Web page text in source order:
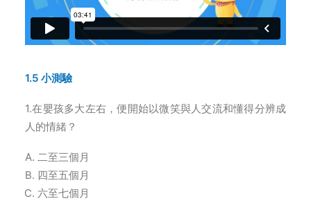
1.5 小測驗
1.在嬰孩多大左右，便開始以微笑與人交流和懂得分辨成
人的情緒？
二至三個月
四至五個月
六至七個月